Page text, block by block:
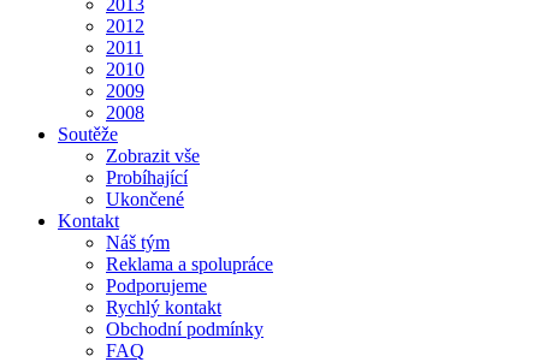
2012
2011
2010
2009
2008
Soutěže
Zobrazit vše
Probíhající
Ukončené
Kontakt
Náš tým
Reklama a spolupráce
Podporujeme
Rychlý kontakt
Obchodní podmínky
FAQ